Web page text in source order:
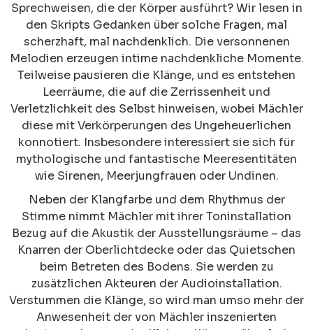
Sprechweisen, die der Körper ausführt? Wir lesen in
den Skripts Gedanken über solche Fragen, mal
scherzhaft, mal nachdenklich. Die versonnenen
Melodien erzeugen intime nachdenkliche Momente.
Teilweise pausieren die Klänge, und es entstehen
Leerräume, die auf die Zerrissenheit und
Verletzlichkeit des Selbst hinweisen, wobei Mächler
diese mit Verkörperungen des Ungeheuerlichen
konnotiert. Insbesondere interessiert sie sich für
mythologische und fantastische Meeresentitäten
wie Sirenen, Meerjungfrauen oder Undinen.
Neben der Klangfarbe und dem Rhythmus der
Stimme nimmt Mächler mit ihrer Toninstallation
Bezug auf die Akustik der Ausstellungsräume – das
Knarren der Oberlichtdecke oder das Quietschen
beim Betreten des Bodens. Sie werden zu
zusätzlichen Akteuren der Audioinstallation.
Verstummen die Klänge, so wird man umso mehr der
Anwesenheit der von Mächler inszenierten